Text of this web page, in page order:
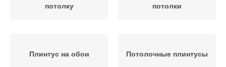
потолку
потолки
Плинтус на обои Потолочные плинтусы